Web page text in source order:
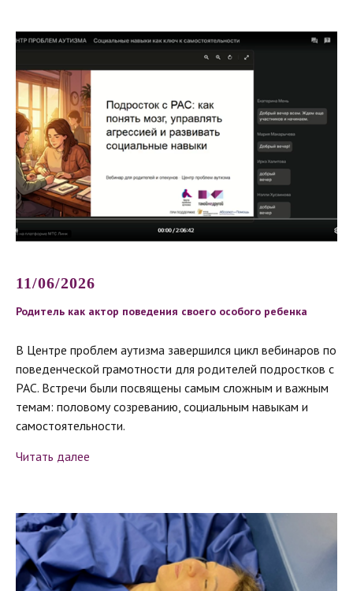
11/06/2026
Родитель как актор поведения своего особого ребенка
В Центре проблем аутизма завершился цикл вебинаров по
поведенческой грамотности для родителей подростков с
РАС. Встречи были посвящены самым сложным и важным
темам: половому созреванию, социальным навыкам и
самостоятельности.
Читать далее